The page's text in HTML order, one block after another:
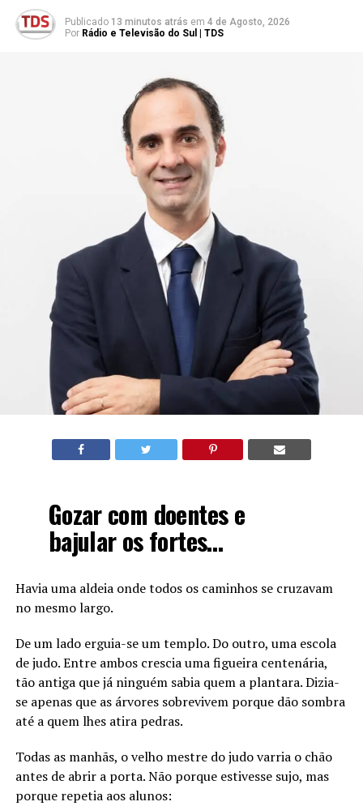
Publicado 13 minutos atrás em 4 de Agosto, 2026
Por Rádio e Televisão do Sul | TDS
Gozar com doentes e
bajular os fortes…
Havia uma aldeia onde todos os caminhos se cruzavam
no mesmo largo.
De um lado erguia-se um templo. Do outro, uma escola
de judo. Entre ambos crescia uma figueira centenária,
tão antiga que já ninguém sabia quem a plantara. Dizia-
se apenas que as árvores sobrevivem porque dão sombra
até a quem lhes atira pedras.
Todas as manhãs, o velho mestre do judo varria o chão
antes de abrir a porta. Não porque estivesse sujo, mas
porque repetia aos alunos: